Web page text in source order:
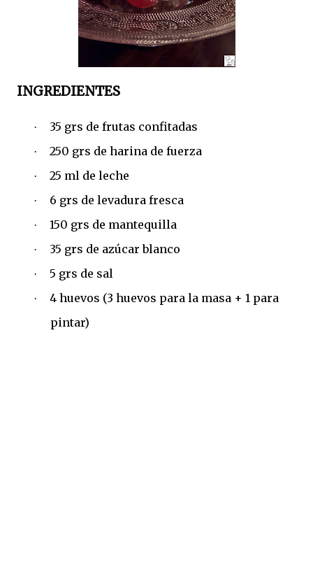
INGREDIENTES
· 35 grs de frutas confitadas
· 250 grs de harina de fuerza
· 25 ml de leche
· 6 grs de levadura fresca
· 150 grs de mantequilla
· 35 grs de azúcar blanco
· 5 grs de sal
·
4 huevos (3 huevos para la masa + 1 para
pintar)